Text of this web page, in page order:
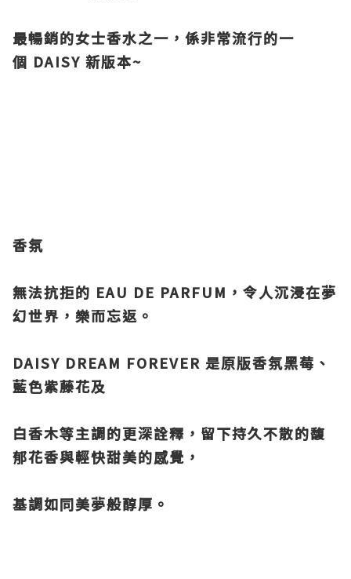
最暢銷的女士香水之一，係非常流行的一
個 DAISY 新版本~
香氛
無法抗拒的 EAU DE PARFUM，令人沉浸在夢
幻世界，樂而忘返。
DAISY DREAM FOREVER 是原版香氛黑莓、
藍色紫藤花及
白香木等主調的更深詮釋，留下持久不散的馥
郁花香與輕快甜美的感覺，
基調如同美夢般醇厚。